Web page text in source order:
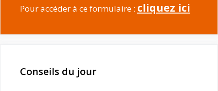
Pour accéder à ce formulaire : cliquez ici
Conseils du jour